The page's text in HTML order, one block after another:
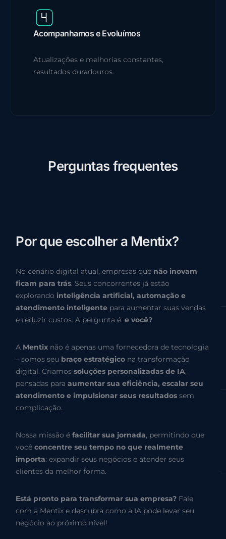
Acompanhamos e Evoluímos
Atualizações e melhorias constantes,
resultados duradouros.
Perguntas frequentes
Por que escolher a Mentix?
No cenário digital atual, empresas que não inovam
ficam para trás. Seus concorrentes já estão
explorando inteligência artificial, automação e
atendimento inteligente para aumentar suas vendas
e reduzir custos. A pergunta é:e você?
A Mentix não é apenas uma fornecedora de tecnologia
– somos seu braço estratégico na transformação
digital. Criamossoluções personalizadas de IA,
pensadas paraaumentar sua eficiência, escalar seu
atendimento e impulsionar seus resultados sem
complicação.
Nossa missão éfacilitar sua jornada, permitindo que
vocêconcentre seu tempo no que realmente
importa: expandir seus negócios e atender seus
clientes da melhor forma.
Está pronto para transformar sua empresa? Fale
com a Mentix e descubra como a IA pode levar seu
negócio ao próximo nível!